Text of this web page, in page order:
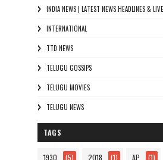
INDIA NEWS | LATEST NEWS HEADLINES &
INTERNATIONAL
TTD NEWS
TELUGU GOSSIPS
TELUGU MOVIES
TELUGU NEWS
TAGS
1930 (5) 2018 (1) AP (1)